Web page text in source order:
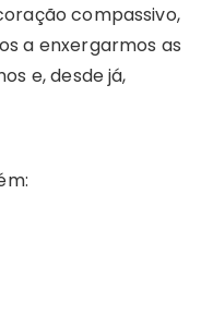
compassivo,
a enxergarmos as
e, desde já,